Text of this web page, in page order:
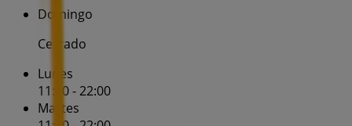
Domingo
Cerrado
Lunes
11:00 - 22:00
Martes